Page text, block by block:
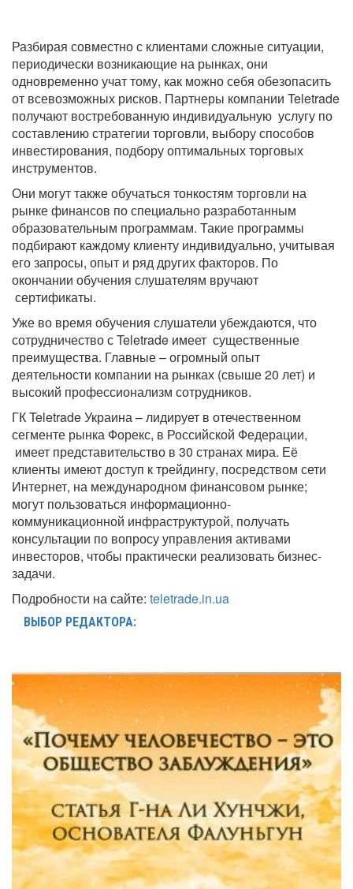
Разбирая совместно с клиентами сложные ситуации,
периодически возникающие на рынках, они
одновременно учат тому, как можно себя обезопасить
от всевозможных рисков. Партнеры компании Teletrade
получают востребованную индивидуальную услугу по
составлению стратегии торговли, выбору способов
инвестирования, подбору оптимальных торговых
инструментов.
Они могут также обучаться тонкостям торговли на
рынке финансов по специально разработанным
образовательным программам. Такие программы
подбирают каждому клиенту индивидуально, учитывая
его запросы, опыт и ряд других факторов. По
окончании обучения слушателям вручают
сертификаты.
Уже во время обучения слушатели убеждаются, что
сотрудничество с Teletrade имеет существенные
преимущества. Главные – огромный опыт
деятельности компании на рынках (свыше 20 лет) и
высокий профессионализм сотрудников.
ГК Teletrade Украина – лидирует в отечественном
сегменте рынка Форекс, в Российской Федерации,
имеет представительство в 30 странах мира. Её
клиенты имеют доступ к трейдингу, посредством сети
Интернет, на международном финансовом рынке;
могут пользоваться информационно-
коммуникационной инфраструктурой, получать
консультации по вопросу управления активами
инвесторов, чтобы практически реализовать бизнес-
задачи.
Подробности на сайте: teletrade.in.ua
ВЫБОР РЕДАКТОРА: